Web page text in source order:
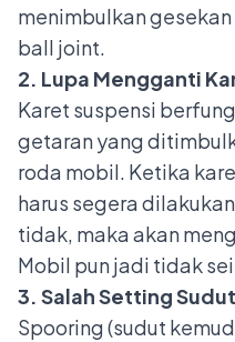
menimbulkan
ball joint.
2. Lupa Mengganti
Karet suspensi
getaran yang
roda mobil. Ketika
harus segera
tidak, maka akan
Mobil pun jadi tidak
3. Salah Setting
Spooring(sudut